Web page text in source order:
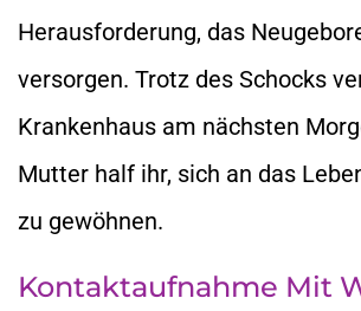
Herausforderung, das
versorgen. Trotz des Schocks
Krankenhaus am nächsten
Mutter half ihr, sich an das
zu gewöhnen.
Kontaktaufnahme Mit